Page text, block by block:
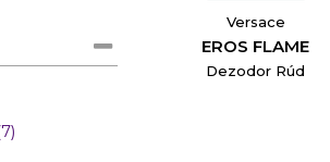
7
Versace
EROS FLAME
Dezodor Rúd